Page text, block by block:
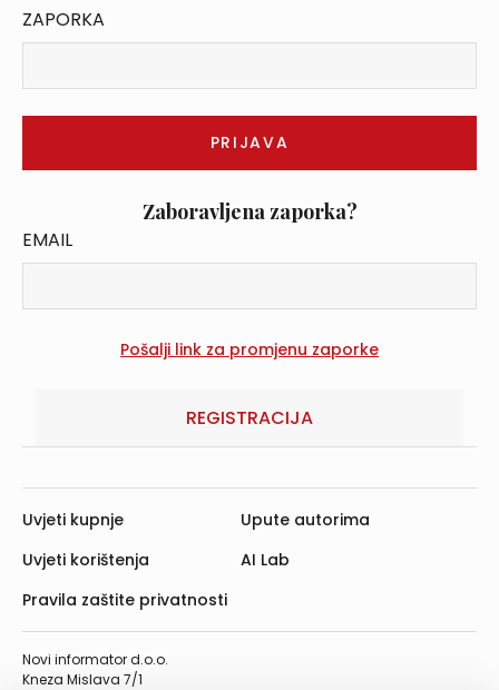
ZAPORKA
Zaboravljena zaporka?
EMAIL
REGISTRACIJA
Novi informator d.o.o.
Kneza Mislava 7/1
Uvjeti kupnje
Uvjeti korištenja
Pravila zaštite privatnosti
Upute autorima
AI Lab